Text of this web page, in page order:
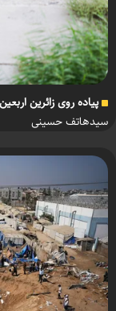
پیاده روی زائرین
سیدهاتف حسینی